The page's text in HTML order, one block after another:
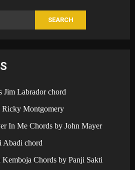
SEARCH
Jim Labrador chord
Montgomery
In Me Chords by John Mayer
Abadi chord
Chords by Panji Sakti